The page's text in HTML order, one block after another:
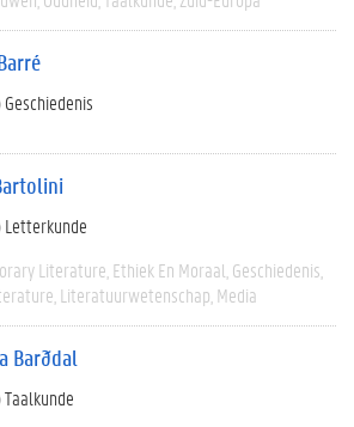
Letterkunde
Literature Ethiek En Moraal Geschiedenis
Literatuurwetenschap Media
Barðdal